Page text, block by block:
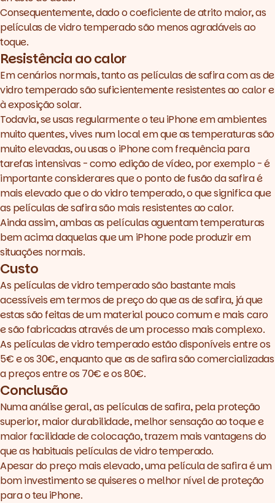
Consequentemente, dado o coeficiente de atrito maior, as
películas de vidro temperado são menos agradáveis ao
toque.
Resistência ao calor
Em cenários normais, tanto as películas de safira com as de
vidro temperado são suficientemente resistentes ao calor e
à exposição solar.
Todavia, se usas regularmente o teu iPhone em ambientes
muito quentes, vives num local em que as temperaturas são
muito elevadas, ou usas o iPhone com frequência para
tarefas intensivas - como edição de vídeo, por exemplo - é
importante considerares que o ponto de fusão da safira é
mais elevado que o do vidro temperado, o que significa que
as películas de safira são mais resistentes ao calor.
Ainda assim, ambas as películas aguentam temperaturas
bem acima daquelas que um iPhone pode produzir em
situações normais.
Custo
As películas de vidro temperado são bastante mais
acessíveis em termos de preço do que as de safira, já que
estas são feitas de um material pouco comum e mais caro
e são fabricadas através de um processo mais complexo.
As películas de vidro temperado estão disponíveis entre os
5€ e os 30€, enquanto que as de safira são comercializadas
a preços entre os 70€ e os 80€.
Conclusão
Numa análise geral, aspelículas de safira, pela proteção
superior, maior durabilidade, melhor sensação ao toque e
maior facilidade de colocação, trazem mais vantagens do
que as habituais películas de vidro temperado.
Apesar do preço mais elevado, uma película de safira é um
bom investimento se quiseres o melhor nível de proteção
para o teu iPhone.